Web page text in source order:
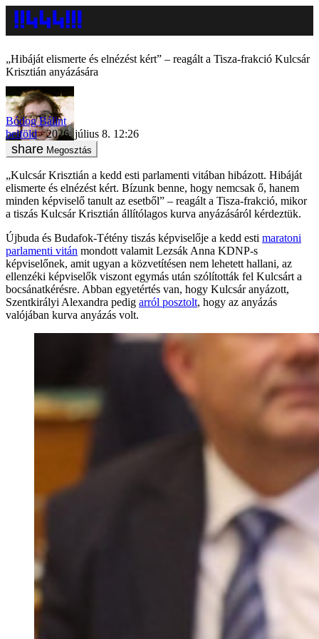
„Hibáját elismerte és elnézést kért” – reagált a Tisza-frakció Kulcsár
Krisztián anyázására
Bódog Bálint
belföld
2026. július 8. 12:26
Megosztás
„Kulcsár Krisztián a kedd esti parlamenti vitában hibázott. Hibáját
elismerte és elnézést kért. Bízunk benne, hogy nemcsak ő, hanem
minden képviselő tanult az esetből” – reagált a Tisza-frakció, mikor
a tiszás Kulcsár Krisztián állítólagos kurva anyázásáról kérdeztük.
Újbuda és Budafok-Tétény tiszás képviselője a kedd esti maratoni
parlamenti vitán mondott valamit Lezsák Anna KDNP-s
képviselőnek, amit ugyan a közvetítésen nem lehetett hallani, az
ellenzéki képviselők viszont egymás után szólították fel Kulcsárt a
bocsánatkérésre. Abban egyetértés van, hogy Kulcsár anyázott,
Szentkirályi Alexandra pedig arról posztolt, hogy az anyázás
valójában kurva anyázás volt.